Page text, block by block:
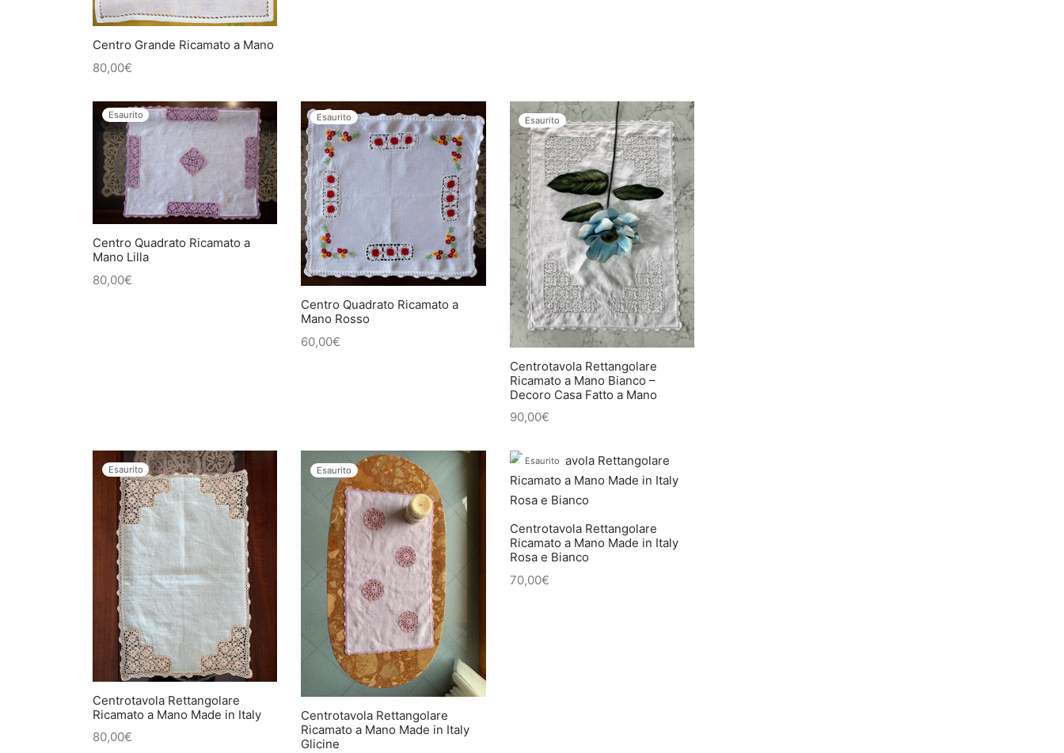
Centro Grande Ricamato a Mano
80,00€
Esaurito
Centro Quadrato Ricamato a
Mano Lilla
80,00€
Esaurito
Centro Quadrato Ricamato a
Mano Rosso
60,00€
Esaurito
Centrotavola Rettangolare
Ricamato a Mano Bianco –
Decoro Casa Fatto a Mano
90,00€
Esaurito
Centrotavola Rettangolare
Ricamato a Mano Made in Italy
80,00€
Esaurito
Centrotavola Rettangolare
Ricamato a Mano Made in Italy
Glicine
Esaurito
Centrotavola Rettangolare
Ricamato a Mano Made in Italy
Rosa e Bianco
70,00€